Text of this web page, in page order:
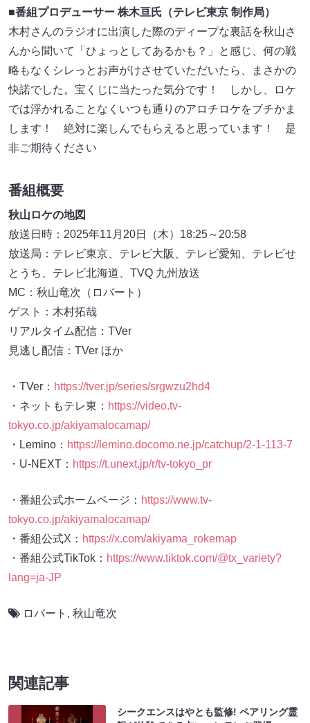
■番組プロデューサー 株木亘氏（テレビ東京 制作局）
木村さんのラジオに出演した際のディープな裏話を秋山さ
んから聞いて「ひょっとしてあるかも？」と感じ、何の戦
略もなくシレっとお声がけさせていただいたら、まさかの
快諾でした。宝くじに当たった気分です！ しかし、ロケ
では浮かれることなくいつも通りのアロチロケをブチかま
します！ 絶対に楽しんでもらえると思っています！ 是
非ご期待ください
番組概要
秋山ロケの地図
放送日時：2025年11月20日（木）18:25～20:58
放送局：テレビ東京、テレビ大阪、テレビ愛知、テレビせ
とうち、テレビ北海道、TVQ 九州放送
MC：秋山竜次（ロバート）
ゲスト：木村拓哉
リアルタイム配信：TVer
見逃し配信：TVer ほか
・TVer： https://tver.jp/series/srgwzu2hd4
・ネットもテレ東： https://video.tv-
tokyo.co.jp/akiyamalocamap/
・Lemino： https://lemino.docomo.ne.jp/catchup/2-1-113-7
・U-NEXT： https://t.unext.jp/r/tv-tokyo_pr
・番組公式ホームページ： https://www.tv-
tokyo.co.jp/akiyamalocamap/
・番組公式X： https://x.com/akiyama_rokemap
・番組公式TikTok： https://www.tiktok.com/@tx_variety?
lang=ja-JP
ロバート , 秋山竜次
関連記事
シークエンスはやとも監修! ペアリング霊